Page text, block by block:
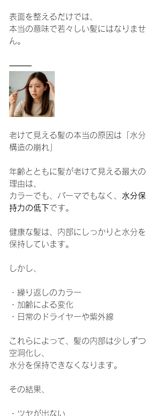
表面を整えるだけでは、
本当の意味で若々しい髪にはなりませ
ん。
⸻
老けて見える髪の本当の原因は「水分
構造の崩れ」
年齢とともに髪が老けて見える最大の
理由は、
カラーでも、パーマでもなく、 水分保
持力の低下です。
健康な髪は、内部にしっかりと水分を
保持しています。
しかし、
・繰り返しのカラー
・加齢による変化
・日常のドライヤーや紫外線
これらによって、髪の内部は少しずつ
空洞化し、
水分を保持できなくなります。
その結果、
・ツヤが出ない